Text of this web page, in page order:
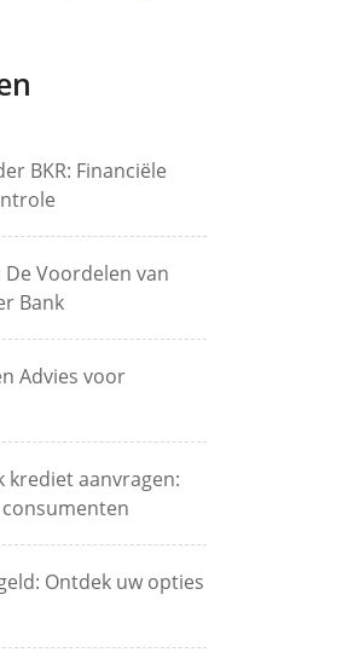
BKR: Financiële
De Voordelen van
Bank
Advies voor
krediet aanvragen:
Ontdek uw opties